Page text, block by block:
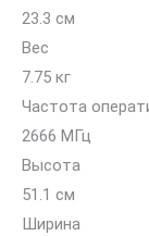
23.3 см
Вес
7.75 кг
Частота
2666 МГц
Высота
51.1 см
Ширина